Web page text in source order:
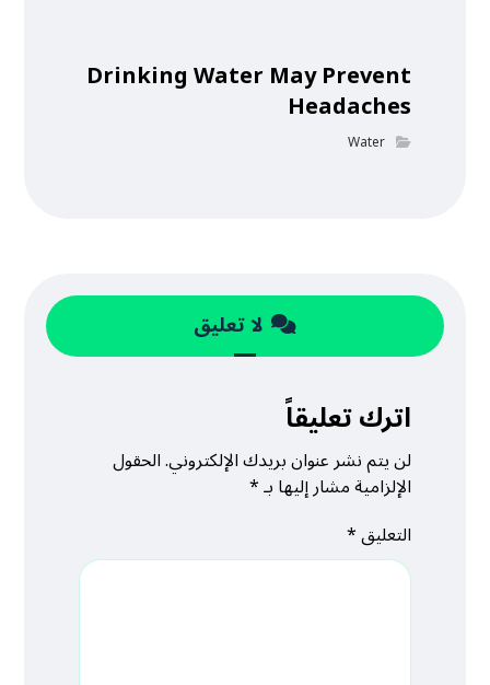
Drinking Water May Prevent
Headaches
Water
لا تعليق
اترك تعليقاً
لن يتم نشر عنوان بريدك الإلكتروني.الحقول
الإلزامية مشار إليها بـ*
التعليق*